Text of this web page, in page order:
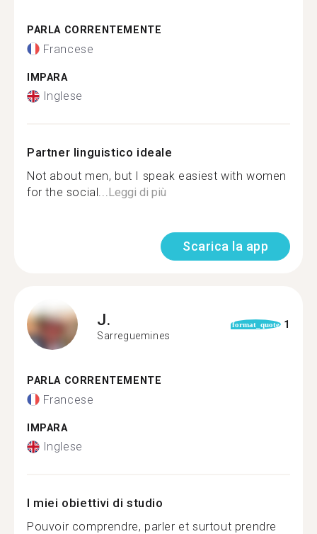
PARLA CORRENTEMENTE
Francese
IMPARA
Inglese
Partner linguistico ideale
Not about men, but I speak easiest with women
for the social...Leggi di più
Scarica la app
J.
Sarreguemines
format_quote 1
PARLA CORRENTEMENTE
Francese
IMPARA
Inglese
I miei obiettivi di studio
Pouvoir comprendre, parler et surtout prendre